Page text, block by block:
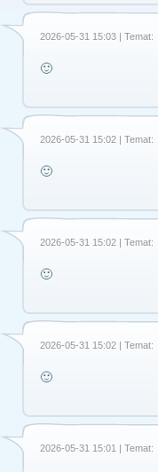
2026-05-31 15:03 | Temat:
🙂
2026-05-31 15:02 | Temat:
🙂
2026-05-31 15:02 | Temat:
🙂
2026-05-31 15:02 | Temat:
🙂
2026-05-31 15:01 | Temat: